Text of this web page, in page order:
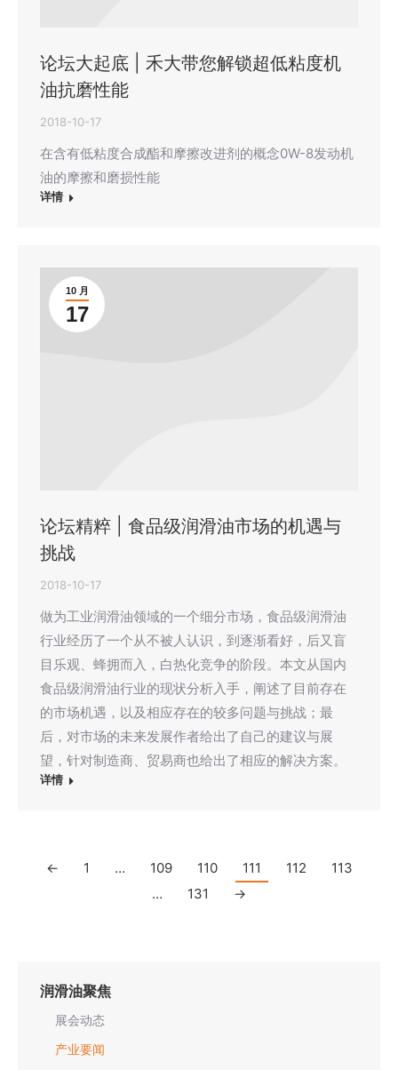
论坛大起底 | 禾大带您解锁超低粘度机
油抗磨性能
2018-10-17
在含有低粘度合成酯和摩擦改进剂的概念0W-8发动机
油的摩擦和磨损性能
详情
10 月
17
论坛精粹 | 食品级润滑油市场的机遇与
挑战
2018-10-17
做为工业润滑油领域的一个细分市场，食品级润滑油
行业经历了一个从不被人认识，到逐渐看好，后又盲
目乐观、蜂拥而入，白热化竞争的阶段。本文从国内
食品级润滑油行业的现状分析入手，阐述了目前存在
的市场机遇，以及相应存在的较多问题与挑战；最
后，对市场的未来发展作者给出了自己的建议与展
望，针对制造商、贸易商也给出了相应的解决方案。
详情
← 1 … 109 110 111 112
113
…
131 →
润滑油聚焦
展会动态
产业要闻